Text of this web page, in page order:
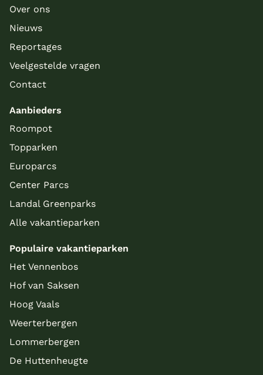
Over ons
Nieuws
Reportages
Veelgestelde vragen
Contact
Aanbieders
Roompot
Topparken
Europarcs
Center Parcs
Landal Greenparks
Alle vakantieparken
Populaire vakantieparken
Het Vennenbos
Hof van Saksen
Hoog Vaals
Weerterbergen
Lommerbergen
De Huttenheugte